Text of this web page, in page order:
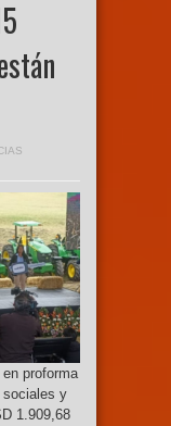
proforma
sociales y
1.909,68